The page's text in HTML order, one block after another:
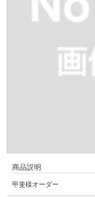
商品説明
甲斐様オーダー